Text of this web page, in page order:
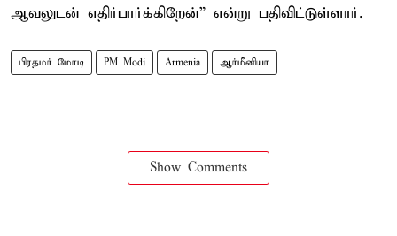
ஆவலுடன் எதிர்பார்க்கிறேன்” என்று பதிவிட்டுள்ளார்.
பிரதமர் மோடி PM Modi Armenia ஆர்மீனியா
Show Comments